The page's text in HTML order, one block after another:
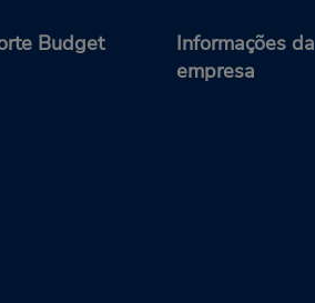
Budget
Informações da
empresa